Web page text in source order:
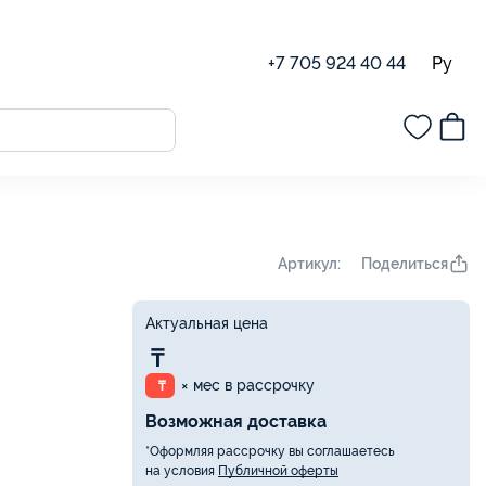
+7 705 924 40 44 Ру
Артикул: Поделиться
Актуальная цена
₸
₸ × мес в рассрочку
Возможная доставка
*Оформляя рассрочку вы соглашаетесь
на условия Публичной оферты